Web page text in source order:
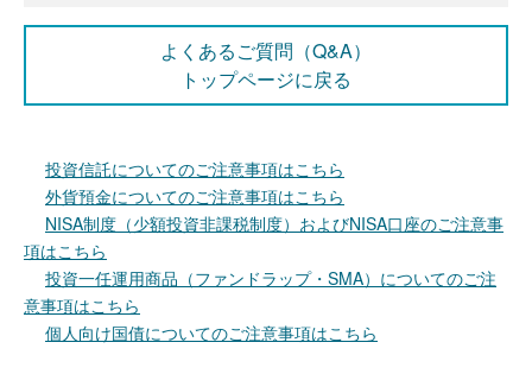
よくあるご質問（Q&A）
トップページに戻る
投資信託についてのご注意事項はこちら
外貨預金についてのご注意事項はこちら
NISA制度（少額投資非課税制度）およびNISA口座のご注意事
項はこちら
投資一任運用商品（ファンドラップ・SMA）についてのご注
意事項はこちら
個人向け国債についてのご注意事項はこちら